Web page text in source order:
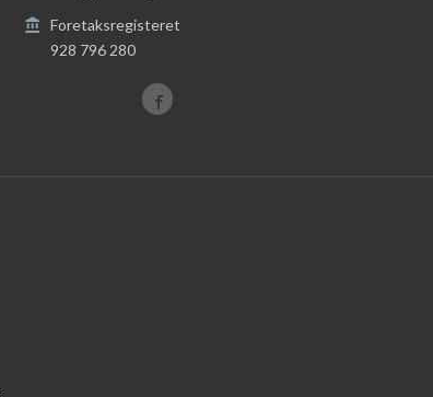
Foretaksregisteret
928 796 280